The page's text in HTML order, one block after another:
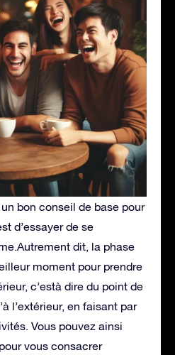
un bon conseil de base pour
d’essayer de se
dit, la phase
moment pour prendre
c’està dire du point de
l’extérieur, en faisant par
Vous pouvez ainsi
vous consacrer